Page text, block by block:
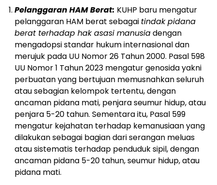
Pelanggaran HAM Berat: KUHP baru mengatur
pelanggaran HAM berat sebagai tindak pidana
berat terhadap hak asasi manusiadengan
mengadopsi standar hukum internasional dan
merujuk pada UU Nomor 26 Tahun 2000. Pasal 598
UU Nomor 1 Tahun 2023 mengatur genosida yakni
perbuatan yang bertujuan memusnahkan seluruh
atau sebagian kelompok tertentu, dengan
ancaman pidana mati, penjara seumur hidup, atau
penjara 5-20 tahun. Sementara itu, Pasal 599
mengatur kejahatan terhadap kemanusiaan yang
dilakukan sebagai bagian dari serangan meluas
atau sistematis terhadap penduduk sipil, dengan
ancaman pidana 5-20 tahun, seumur hidup, atau
pidana mati.